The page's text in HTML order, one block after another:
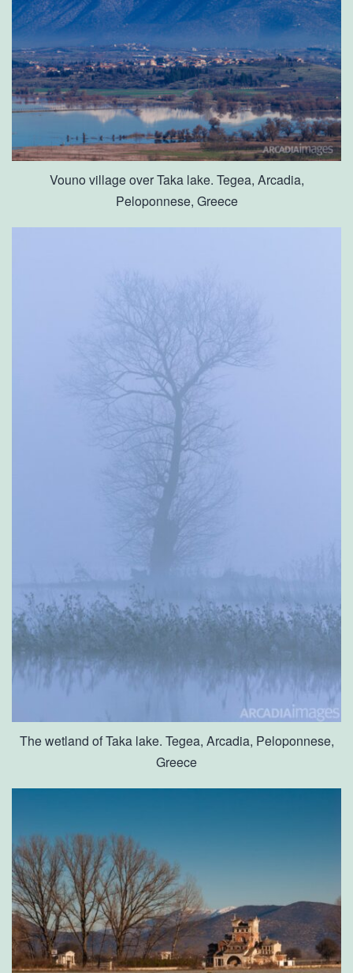
Vouno village over Taka lake. Tegea, Arcadia,
Peloponnese, Greece
The wetland of Taka lake. Tegea, Arcadia, Peloponnese,
Greece